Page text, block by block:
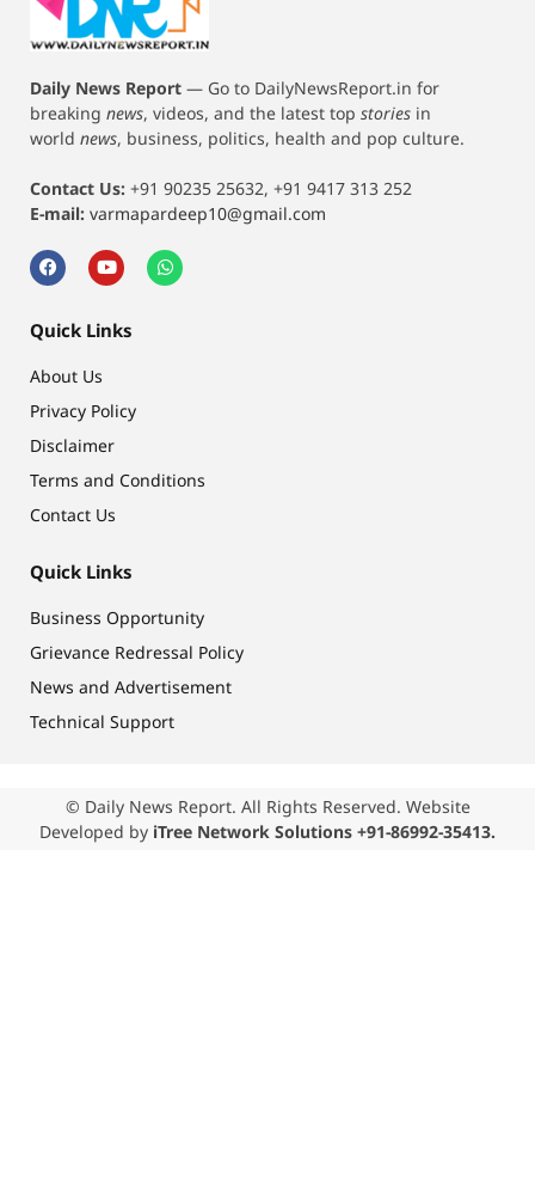
Daily News Report — Go to DailyNewsReport.in for
breaking news, videos, and the latest top stories in
world news, business, politics, health and pop culture.
Contact Us: +91 90235 25632, +91 9417 313 252
E-mail: varmapardeep10@gmail.com
Quick Links
About Us
Privacy Policy
Disclaimer
Terms and Conditions
Contact Us
Quick Links
Business Opportunity
Grievance Redressal Policy
News and Advertisement
Technical Support
© Daily News Report. All Rights Reserved. Website
Developed by iTree Network Solutions +91-86992-35413.